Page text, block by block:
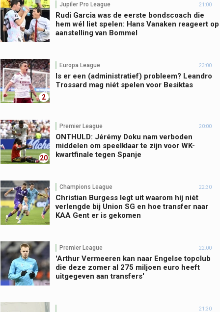
Jupiler Pro League 21:00
Rudi Garcia was de eerste bondscoach die
hem wél liet spelen: Hans Vanaken reageert op
aanstelling van Bommel
2
Europa League 23:00
Is er een (administratief) probleem? Leandro
Trossard mag niét spelen voor Besiktas
20
Premier League 20:00
ONTHULD: Jérémy Doku nam verboden
middelen om speelklaar te zijn voor WK-
kwartfinale tegen Spanje
Champions League 22:30
Christian Burgess legt uit waarom hij niét
verlengde bij Union SG en hoe transfer naar
KAA Gent er is gekomen
Premier League 22:00
'Arthur Vermeeren kan naar Engelse topclub
die deze zomer al 275 miljoen euro heeft
uitgegeven aan transfers'
21:30